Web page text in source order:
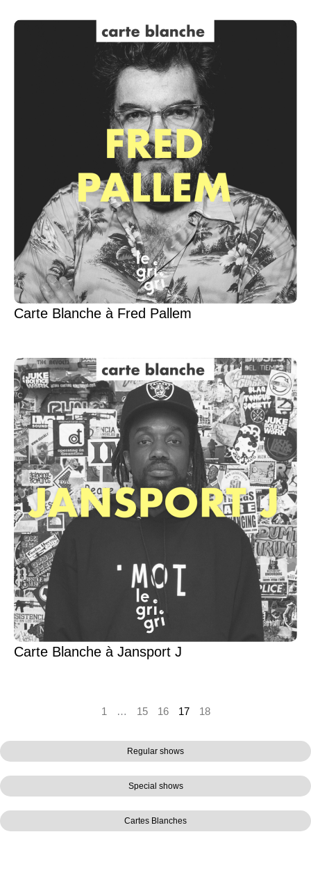
Regular shows
Special shows
Cartes Blanches
Carte Blanche à Fred Pallem
Carte Blanche à Jansport J
1 … 15 16 17 18